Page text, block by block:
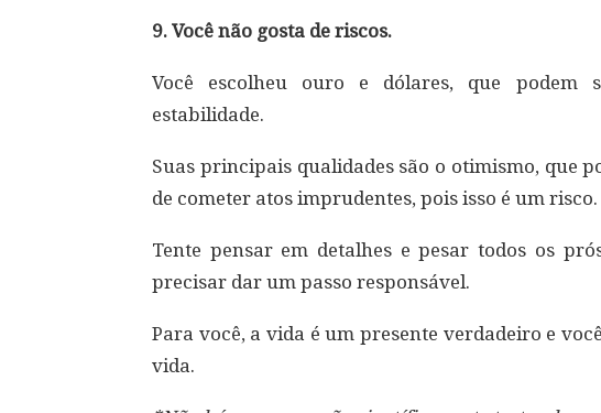
9. Você não gosta de riscos.
Você escolheu ouro e dólares, que podem
estabilidade.
Suas principais qualidades são o otimismo, que
de cometer atos imprudentes, pois isso é um risco.
Tente pensar em detalhes e pesar todos os
precisar dar um passo responsável.
Para você, a vida é um presente verdadeiro e
vida.